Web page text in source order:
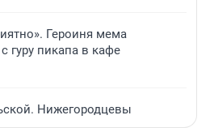
Героиня мема
гуру пикапа в кафе
Нижегородцевы